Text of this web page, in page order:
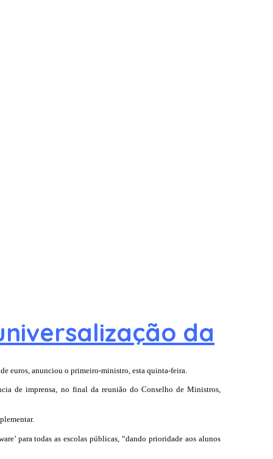
da
euros, anunciou o primeiro-ministro, esta quinta-feira.
de imprensa, no final da reunião do Conselho de Ministros,
para todas as escolas públicas, “dando prioridade aos alunos